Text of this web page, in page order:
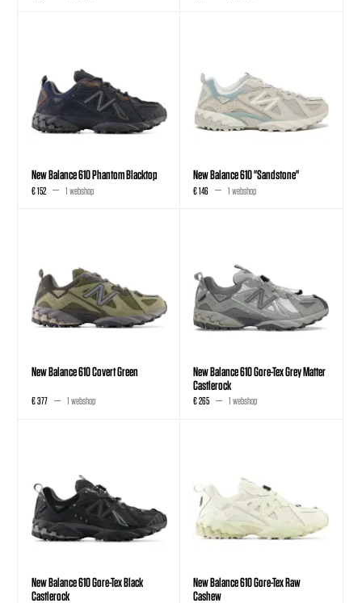
New Balance 610 Phantom Blacktop
€ 152 1 webshop
New Balance 610 "Sandstone"
€ 146 1 webshop
New Balance 610 Covert Green
€ 377 1 webshop
New Balance 610 Gore-Tex Grey Matter
Castlerock
€ 265 1 webshop
New Balance 610 Gore-Tex Black
Castlerock
New Balance 610 Gore-Tex Raw
Cashew